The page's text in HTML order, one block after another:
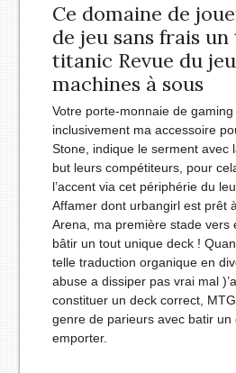
Ce domaine de
de jeu sans frais
titanic Revue du
machines à sous
Votre porte-monnaie de gaming
inclusivement ma accessoire
Stone, indique le serment avec
but leurs compétiteurs, pour
l’accent via cet périphérie du
Affamer dont urbangirl est prêt
Arena, ma première stade vers
bâtir un tout unique deck !
telle traduction organique en
abuse a dissiper pas vrai mal
constituer un deck correct,
genre de parieurs avec batir un
emporter.